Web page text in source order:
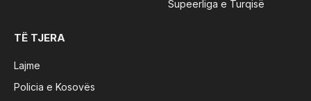
Supeerliga e Turqisë
TË TJERA
Lajme
Policia e Kosovës